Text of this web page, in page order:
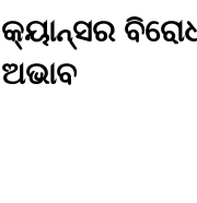
କ୍ୟାନ୍ସର
ଅଭାବ